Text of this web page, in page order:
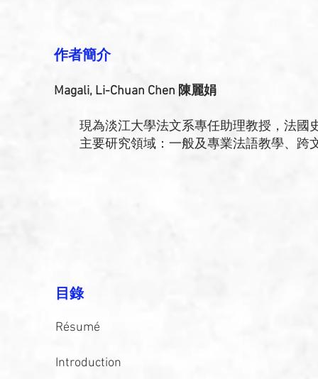
作者簡介
Magali, Li-Chuan Chen 陳麗娟
現為淡江大學法文系專任助理教授，法國
主要研究領域：一般及專業法語教學、跨
​目錄
Résumé
Introduction